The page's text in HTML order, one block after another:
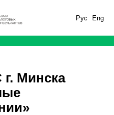
Рус Eng
Минска